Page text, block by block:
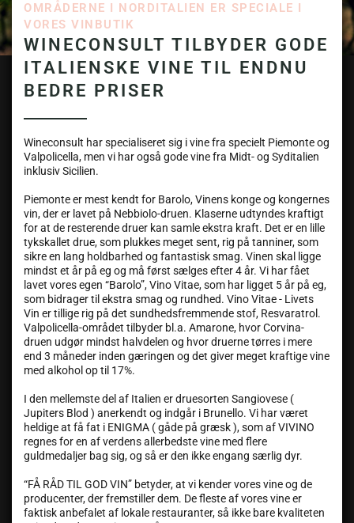
OMRÅDERNE I NORDITALIEN ER SPECIALE I
VORES VINBUTIK
WINECONSULT TILBYDER GODE
ITALIENSKE VINE TIL ENDNU
BEDRE PRISER
Wineconsult har specialiseret sig i vine fra specielt Piemonte og
Valpolicella, men vi har også gode vine fra Midt- og Syditalien
inklusiv Sicilien.
Piemonte er mest kendt for Barolo, Vinens konge og kongernes
vin, der er lavet på Nebbiolo-druen. Klaserne udtyndes kraftigt
for at de resterende druer kan samle ekstra kraft. Det er en lille
tykskallet drue, som plukkes meget sent, rig på tanniner, som
sikre en lang holdbarhed og fantastisk smag. Vinen skal ligge
mindst et år på eg og må først sælges efter 4 år. Vi har fået
lavet vores egen “Barolo”, Vino Vitae, som har ligget 5 år på eg,
som bidrager til ekstra smag og rundhed. Vino Vitae - Livets
Vin er tillige rig på det sundhedsfremmende stof, Resvaratrol.
Valpolicella-området tilbyder bl.a. Amarone, hvor Corvina-
druen udgør mindst halvdelen og hvor druerne tørres i mere
end 3 måneder inden gæringen og det giver meget kraftige vine
med alkohol op til 17%.
I den mellemste del af Italien er druesorten Sangiovese (
Jupiters Blod ) anerkendt og indgår i Brunello. Vi har været
heldige at få fat i ENIGMA ( gåde på græsk ), som af VIVINO
regnes for en af verdens allerbedste vine med flere
guldmedaljer bag sig, og så er den ikke engang særlig dyr.
“FÅ RÅD TIL GOD VIN” betyder, at vi kender vores vine og de
producenter, der fremstiller dem. De fleste af vores vine er
faktisk anbefalet af lokale restauranter, så ikke bare kvaliteten